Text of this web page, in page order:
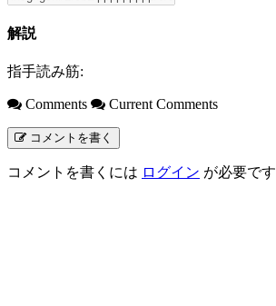
解説
指手読み筋:
Comments Current Comments
コメントを書く
コメントを書くには ログイン が必要です